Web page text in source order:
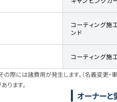
コーティング施
ンド
コーティング施
には諸費用が発生します。（名義変更・車
ります。
オーナー